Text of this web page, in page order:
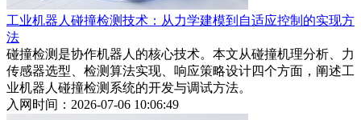
工业机器人碰撞检测技术：从力学建模到自适应控制的实现方
法
碰撞检测是协作机器人的核心技术。本文从碰撞机理分析、力
传感器选型、检测算法实现、响应策略设计四个方面，阐述工
业机器人碰撞检测系统的开发与调试方法。
入网时间：2026-07-06 10:06:49